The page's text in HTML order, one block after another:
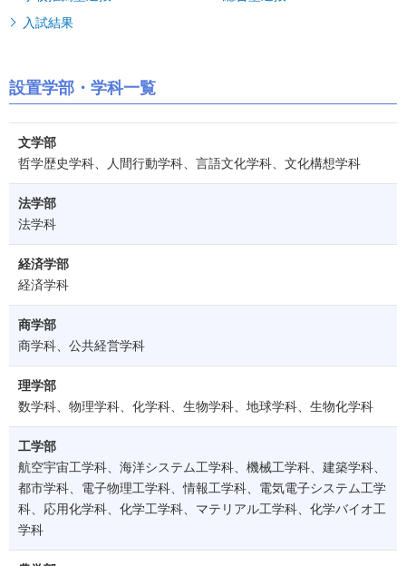
入試結果
設置学部・学科一覧
文学部
哲学歴史学科、人間行動学科、言語文化学科、文化構想学科
法学部
法学科
経済学部
経済学科
商学部
商学科、公共経営学科
理学部
数学科、物理学科、化学科、生物学科、地球学科、生物化学科
工学部
航空宇宙工学科、海洋システム工学科、機械工学科、建築学科、
都市学科、電子物理工学科、情報工学科、電気電子システム工学
科、応用化学科、化学工学科、マテリアル工学科、化学バイオ工
学科